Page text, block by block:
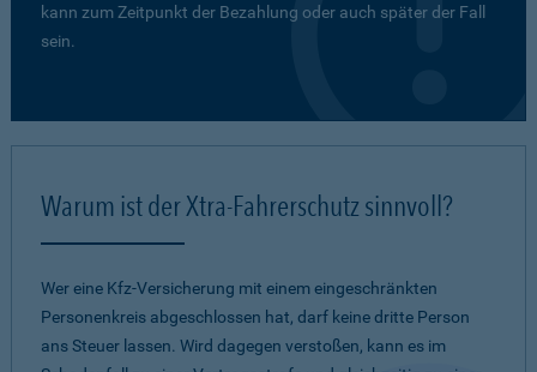
kann zum Zeitpunkt der Bezahlung oder auch später der Fall
sein.
Warum ist der Xtra-Fahrerschutz sinnvoll?
Wer eine Kfz-Versicherung mit einem eingeschränkten
Personenkreis abgeschlossen hat, darf keine dritte Person
ans Steuer lassen. Wird dagegen verstoßen, kann es im